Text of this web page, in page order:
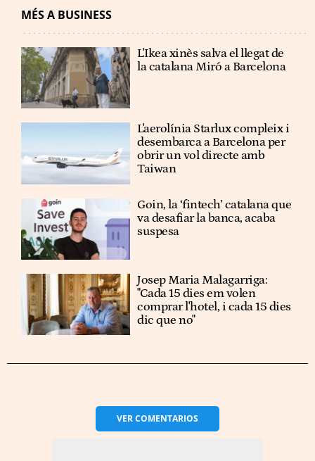
MÉS A BUSINESS
L'Ikea xinès salva el llegat de
la catalana Miró a Barcelona
L'aerolínia Starlux compleix i
desembarca a Barcelona per
obrir un vol directe amb
Taiwan
Goin, la ‘fintech’ catalana que
va desafiar la banca, acaba
suspesa
Josep Maria Malagarriga:
"Cada 15 dies em volen
comprar l'hotel, i cada 15 dies
dic que no"
VERCOMENTARIOS